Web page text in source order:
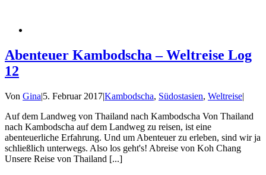
Abenteuer Kambodscha – Weltreise Log
12
Von Gina|5. Februar 2017|Kambodscha, Südostasien, Weltreise|
Auf dem Landweg von Thailand nach Kambodscha Von Thailand
nach Kambodscha auf dem Landweg zu reisen, ist eine
abenteuerliche Erfahrung. Und um Abenteuer zu erleben, sind wir ja
schließlich unterwegs. Also los geht's! Abreise von Koh Chang
Unsere Reise von Thailand [...]